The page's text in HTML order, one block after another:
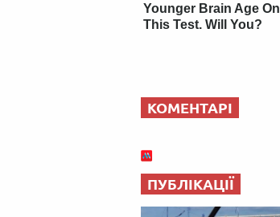
Younger Brain Age On
This Test. Will You?
КОМЕНТАРІ
ПУБЛІКАЦІЇ